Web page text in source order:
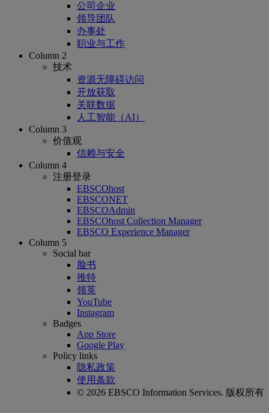
公司企业
领导团队
办事处
职业与工作
Column 2
技术
资源无障碍访问
开放获取
关联数据
人工智能（AI）
Column 3
价值观
信赖与安全
Column 4
注册登录
EBSCOhost
EBSCONET
EBSCOAdmin
EBSCOhost Collection Manager
EBSCO Experience Manager
Column 5
Social bar
脸书
推特
领英
YouTube
Instagram
Badges
App Store
Google Play
Policy links
隐私政策
使用条款
© 2026 EBSCO Information Services. 版权所有